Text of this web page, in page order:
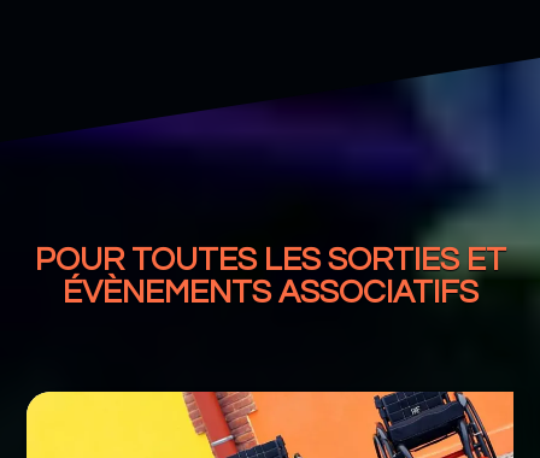
POUR TOUTES LES SORTIES ET
ÉVÈNEMENTS ASSOCIATIFS